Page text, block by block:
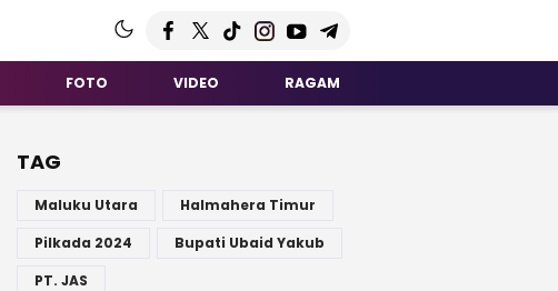
FOTO VIDEO RAGAM
TAG
Maluku Utara
Halmahera Timur
Pilkada 2024
Bupati Ubaid Yakub
PT. JAS